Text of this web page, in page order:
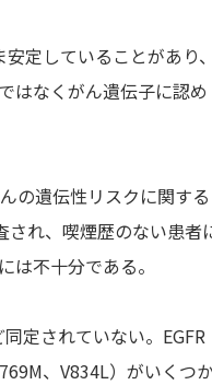
定していることがあり、
はなくがん遺伝子に認め
の遺伝性リスクに関する
され、喫煙歴のない患者
不十分である。
定されていない。EGFR
、V834L）がいくつ